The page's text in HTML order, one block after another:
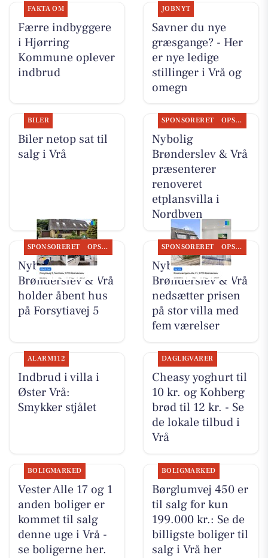
FAKTA OM
Færre indbyggere
i Hjørring
Kommune oplever
indbrud
JOBNYT
Savner du nye
græsgange? - Her
er nye ledige
stillinger i Vrå og
omegn
BILER
Biler netop sat til
salg i Vrå
SPONSORERET OPSLAGSTAVLEN
Nybolig
Brønderslev & Vrå
præsenterer
renoveret
etplansvilla i
Nordbyen
SPONSORERET OPSLAGSTAVLEN
Nybolig
Brønderslev & Vrå
holder åbent hus
på Forsytiavej 5
SPONSORERET OPSLAGSTAVLEN
Nybolig
Brønderslev & Vrå
nedsætter prisen
på stor villa med
fem værelser
ALARM112
Indbrud i villa i
Øster Vrå:
Smykker stjålet
DAGLIGVARER
Cheasy yoghurt til
10 kr. og Kohberg
brød til 12 kr. - Se
de lokale tilbud i
Vrå
BOLIGMARKED
Vester Alle 17 og 1
anden boliger er
kommet til salg
denne uge i Vrå -
se boligerne her.
BOLIGMARKED
Børglumvej 450 er
til salg for kun
199.000 kr.: Se de
billigste boliger til
salg i Vrå her